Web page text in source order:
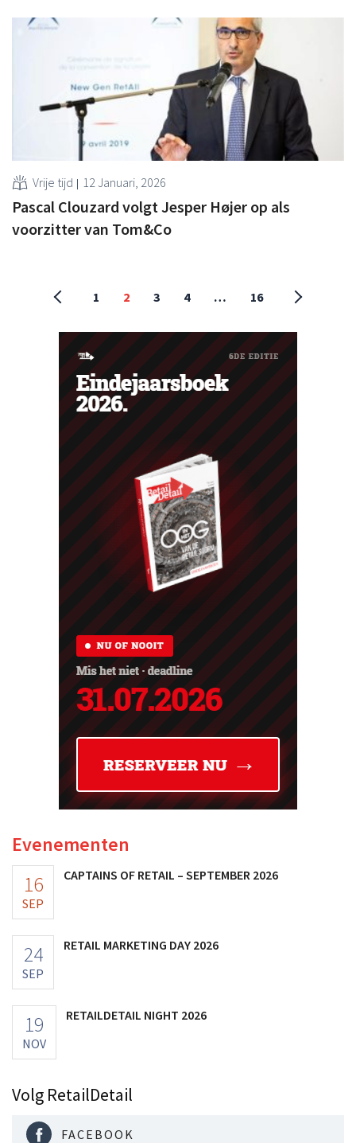
Vrije tijd 12 Januari, 2026
Pascal Clouzard volgt Jesper Højer op als
voorzitter van Tom&Co
1 2 3 4 … 16
Evenementen
16
SEP
CAPTAINS OF RETAIL – SEPTEMBER 2026
24
SEP
RETAIL MARKETING DAY 2026
19
NOV
RETAILDETAIL NIGHT 2026
Volg RetailDetail
FACEBOOK